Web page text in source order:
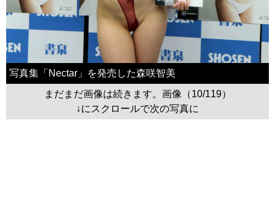
写真集「Nectar」を発売した森咲智美
まだまだ画像は続きます。画像（10/119）
↓にスクロールで次の写真に